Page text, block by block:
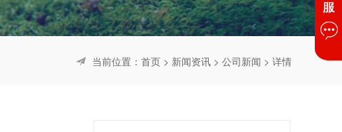
当前位置： 首页 > 新闻资讯 > 公司新闻 > 详情